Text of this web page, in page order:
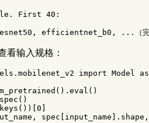
First 40:
看输入规格：
import Model
as
(). eval ()
()
keys ())[ 0
, spec input_name ]. shape ,